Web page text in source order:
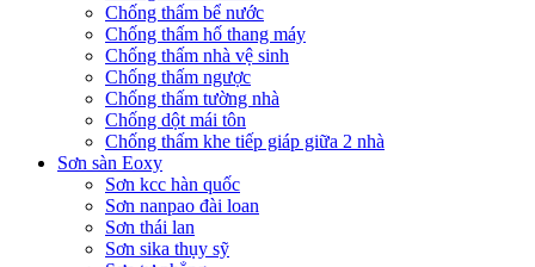
Chống thấm bể nước
Chống thấm hố thang máy
Chống thấm nhà vệ sinh
Chống thấm ngược
Chống thấm tường nhà
Chống dột mái tôn
Chống thấm khe tiếp giáp giữa 2 nhà
Sơn sàn Eoxy
Sơn kcc hàn quốc
Sơn nanpao đài loan
Sơn thái lan
Sơn sika thụy sỹ